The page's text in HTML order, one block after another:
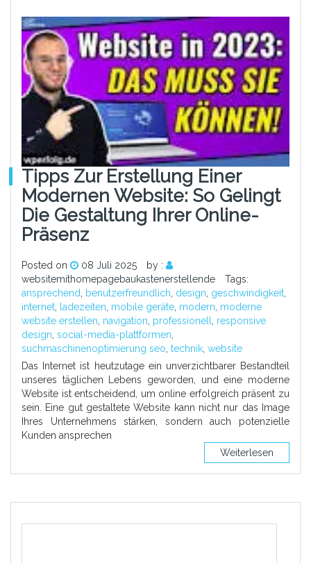
Tipps Zur Erstellung Einer
Modernen Website: So Gelingt
Die Gestaltung Ihrer Online-
Präsenz
Posted on 08 Juli 2025
by :
websitemithomepagebaukastenerstellende
Tags:
ansprechend, benutzerfreundlich, design, geschwindigkeit,
internet, ladezeiten, mobile geräte, modern, moderne
website erstellen, navigation, professionell, responsive
design, social-media-plattformen,
suchmaschinenoptimierung seo, technik, website
Das Internet ist heutzutage ein unverzichtbarer Bestandteil
unseres täglichen Lebens geworden, und eine moderne
Website ist entscheidend, um online erfolgreich präsent zu
sein. Eine gut gestaltete Website kann nicht nur das Image
Ihres Unternehmens stärken, sondern auch potenzielle
Kunden ansprechen
Weiterlesen